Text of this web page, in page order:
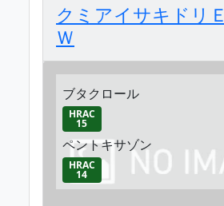
クミアイサキドリＥ
Ｗ
ブタクロール
HRAC
15
ペントキサゾン
HRAC
14